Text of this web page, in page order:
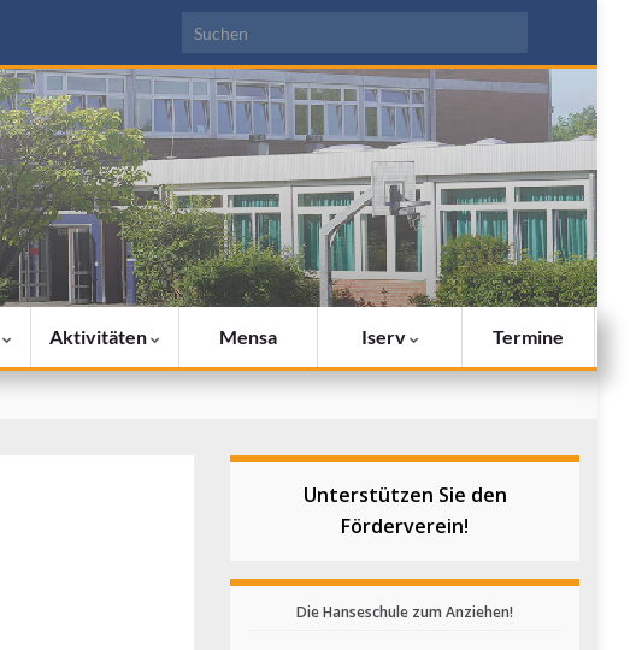
Search for:
Aktivitäten Mensa Iserv Termine
Unterstützen Sie den
Förderverein!
Die Hanseschule zum Anziehen!